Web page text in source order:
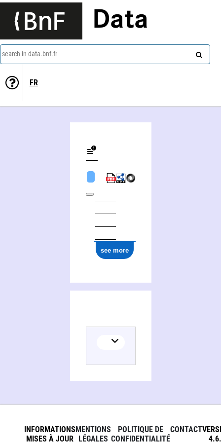
Data
search in data.bnf.fr
FR
see more
INFORMATIONS
MISES À JOUR
MENTIONS
LÉGALES
POLITIQUE DE
CONFIDENTIALITÉ
CONTACT